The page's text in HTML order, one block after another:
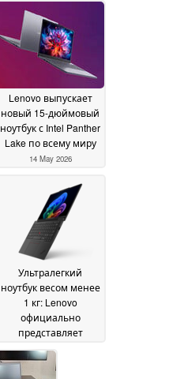
до 30 часов
Lenovo выпускает
новый 15-дюймовый
ноутбук с Intel Panther
Lake по всему миру
14 May 2026
Ультралегкий
ноутбук весом менее
1 кг: Lenovo
официально
представляет
May 2026